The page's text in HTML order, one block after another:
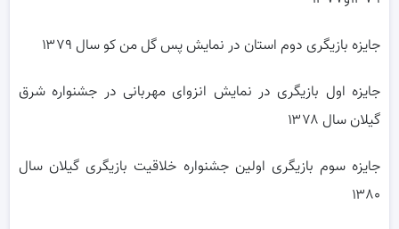
جایزه بازیگری دوم استان در نمایش پس گل من کو سال ۱۳۷۹
جایزه اول بازیگری در نمایش انزوای مهربانی در جشنواره شرق
گیلان سال ۱۳۷۸
جایزه سوم بازیگری اولین جشنواره خلاقیت بازیگری گیلان سال
۱۳۸۰